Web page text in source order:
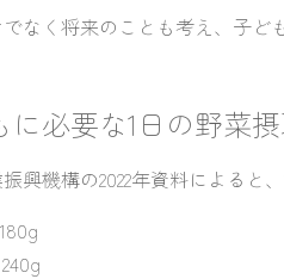
なく将来のことも考え、子ど
に必要な1日の野菜
興機構の2022年資料によると